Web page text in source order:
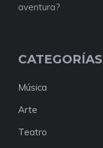
aventura?
CATEGORÍAS
Música
Arte
Teatro